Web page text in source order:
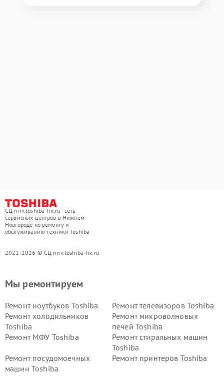
СЦ nnv.toshiba-fix.ru - сеть
сервисных центров в Нижнем
Новгороде по ремонту и
обслуживанию техники Toshiba
2021-2026 © СЦ nnv.toshiba-fix.ru
Мы ремонтируем
Ремонт ноутбуков Toshiba
Ремонт телевизоров Toshiba
Ремонт холодильников
Toshiba
Ремонт микроволновых
печей Toshiba
Ремонт МФУ Toshiba
Ремонт стиральных машин
Toshiba
Ремонт посудомоечных
машин Toshiba
Ремонт принтеров Toshiba